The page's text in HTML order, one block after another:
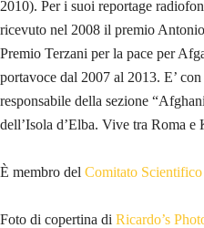
2010). Per i suoi reportage
ricevuto nel 2008 il premio
Premio Terzani per la pace per
portavoce dal 2007 al 2013. E’
responsabile della sezione
dell’Isola d’Elba. Vive tra Roma e
È membro del Comitato Scientifico
Foto di copertina di Ricardo’s